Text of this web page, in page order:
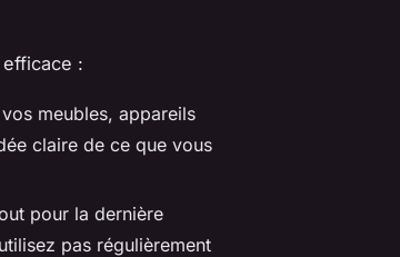
:
meubles, appareils
claire de ce que vous
pour la dernière
pas régulièrement